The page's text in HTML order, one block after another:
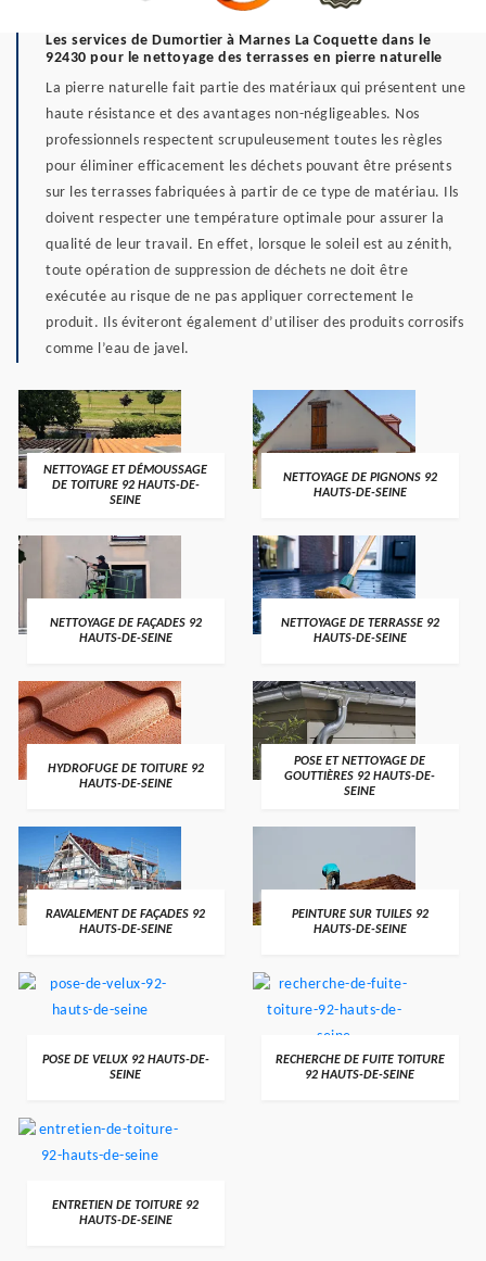
Les services de Dumortier à Marnes La Coquette dans le
92430 pour le nettoyage des terrasses en pierre naturelle
La pierre naturelle fait partie des matériaux qui présentent une
haute résistance et des avantages non-négligeables. Nos
professionnels respectent scrupuleusement toutes les règles
pour éliminer efficacement les déchets pouvant être présents
sur les terrasses fabriquées à partir de ce type de matériau. Ils
doivent respecter une température optimale pour assurer la
qualité de leur travail. En effet, lorsque le soleil est au zénith,
toute opération de suppression de déchets ne doit être
exécutée au risque de ne pas appliquer correctement le
produit. Ils éviteront également d’utiliser des produits corrosifs
comme l’eau de javel.
NETTOYAGE ET DÉMOUSSAGE
DE TOITURE 92 HAUTS-DE-
SEINE
NETTOYAGE DE PIGNONS 92
HAUTS-DE-SEINE
NETTOYAGE DE FAÇADES 92
HAUTS-DE-SEINE
NETTOYAGE DE TERRASSE 92
HAUTS-DE-SEINE
HYDROFUGE DE TOITURE 92
HAUTS-DE-SEINE
POSE ET NETTOYAGE DE
GOUTTIÈRES 92 HAUTS-DE-
SEINE
RAVALEMENT DE FAÇADES 92
HAUTS-DE-SEINE
PEINTURE SUR TUILES 92
HAUTS-DE-SEINE
POSE DE VELUX 92 HAUTS-DE-
SEINE
RECHERCHE DE FUITE TOITURE
92 HAUTS-DE-SEINE
ENTRETIEN DE TOITURE 92
HAUTS-DE-SEINE